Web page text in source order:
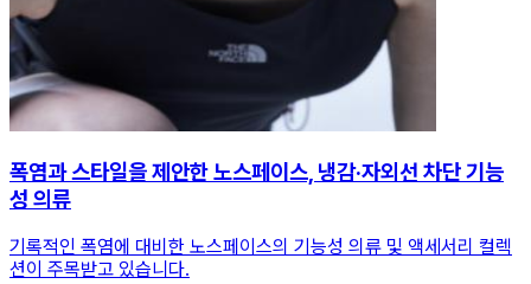
폭염과 스타일을 제안한 노스페이스, 냉감·자외선 차단 기능
성 의류
기록적인 폭염에 대비한 노스페이스의 기능성 의류 및 액세서리 컬렉
션이 주목받고 있습니다.